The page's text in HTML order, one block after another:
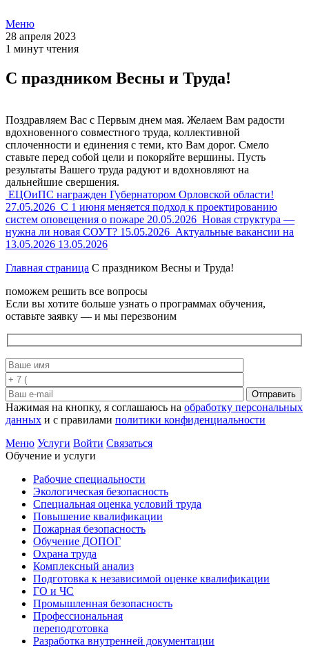
Меню
28 апреля 2023
1 минут чтения
С праздником Весны и Труда!
Поздравляем Вас с Первым днем мая. Желаем Вам радости
вдохновенного совместного труда, коллективной
сплоченности и единения с теми, кто Вам дорог. Смело
ставьте перед собой цели и покоряйте вершины. Пусть
результаты Вашего труда радуют и вдохновляют на
дальнейшие свершения.
ЕЦОиПС награжден Губернатором Орловской области!
27.05.2026 С 1 июня меняется подход к проектированию
систем оповещения о пожаре 20.05.2026 Новая структура —
нужна ли новая СОУТ? 15.05.2026 Актуальные вакансии на
13.05.2026 13.05.2026
Главная страница С праздником Весны и Труда!
поможем решить все вопросы
Если вы хотите больше узнать о программах обучения,
оставьте заявку — и мы перезвоним
Отправить
Нажимая на кнопку, я соглашаюсь на обработку персональных
данных и с правилами политики конфиденциальности
Меню Услуги Войти Связаться
Обучение и услуги
Рабочие специальности
Экологическая безопасность
Специальная оценка условий труда
Повышение квалификации
Пожарная безопасность
Обучение ДОПОГ
Охрана труда
Комплексный анализ
Подготовка к независимой оценке квалификации
ГО и ЧС
Промышленная безопасность
Профессиональная
переподготовка
Разработка внутренней документации